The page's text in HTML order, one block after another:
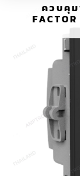
ควบคุม